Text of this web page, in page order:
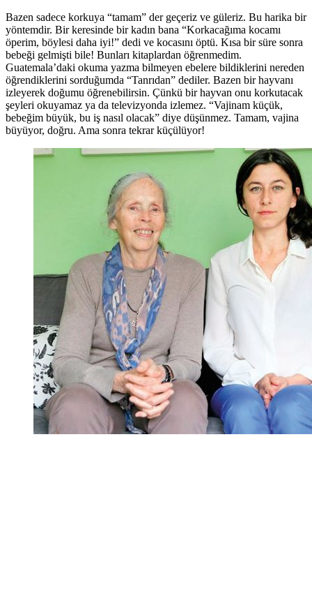
Bazen sadece korkuya “tamam” der geçeriz ve güleriz. Bu harika bir
yöntemdir. Bir keresinde bir kadın bana “Korkacağıma kocamı
öperim, böylesi daha iyi!” dedi ve kocasını öptü. Kısa bir süre sonra
bebeği gelmişti bile! Bunları kitaplardan öğrenmedim.
Guatemala’daki okuma yazma bilmeyen ebelere bildiklerini nereden
öğrendiklerini sorduğumda “Tanrıdan” dediler. Bazen bir hayvanı
izleyerek doğumu öğrenebilirsin. Çünkü bir hayvan onu korkutacak
şeyleri okuyamaz ya da televizyonda izlemez. “Vajinam küçük,
bebeğim büyük, bu iş nasıl olacak” diye düşünmez. Tamam, vajina
büyüyor, doğru. Ama sonra tekrar küçülüyor!